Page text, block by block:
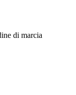
di marcia